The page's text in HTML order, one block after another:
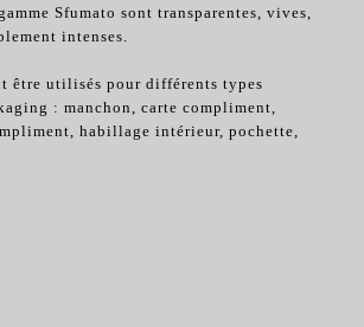
Sfumato sont transparentes, vives,
intenses.
être utilisés pour différents types
: manchon, carte compliment,
habillage intérieur, pochette,